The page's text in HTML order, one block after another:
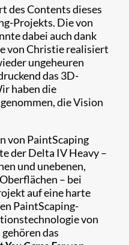
des Contents dieses
Projekts. Die von
dabei auch dank
von Christie realisiert
ungeheuren
das 3D-
haben die
die Vision
von PaintScaping
der Delta IV Heavy –
und unebenen,
– bei
auf eine harte
PaintScaping-
von
das